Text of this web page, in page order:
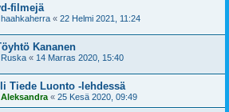
filmejä
haahkaherra « 22 Helmi 2021, 11:24
Kananen
Ruska « 14 Marras 2020, 15:40
Tiede Luonto -lehdessä
Aleksandra « 25 Kesä 2020, 09:49